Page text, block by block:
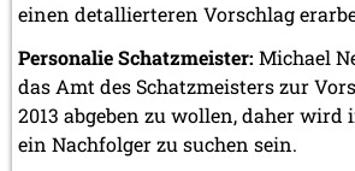
einen detallierteren Vorschlag
Personalie Schatzmeister: Michael
das Amt des Schatzmeisters zur
2013 abgeben zu wollen, daher
ein Nachfolger zu suchen sein.